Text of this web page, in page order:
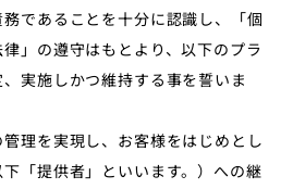
であることを十分に認識し、「個
」の遵守はもとより、以下のプラ
実施しかつ維持する事を誓いま
理を実現し、お客様をはじめとし
「提供者」といいます。）への継